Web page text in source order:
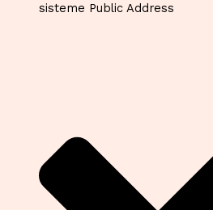
sisteme Public Address